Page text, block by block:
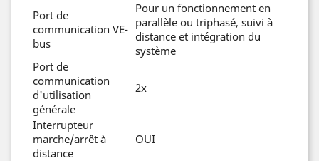
Port de
communication VE-
bus
Pour un fonctionnement en
parallèle ou triphasé, suivi à
distance et intégration du
système
Port de
communication
d'utilisation
générale
2x
Interrupteur
marche/arrêt à
distance
OUI